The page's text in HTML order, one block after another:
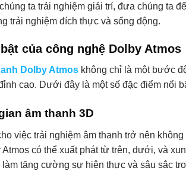
ta trải nghiệm giải trí, đưa chúng ta
trải nghiệm đích thực và sống động.
của công nghệ Dolby Atmos
Dolby Atmoskhông chỉ là một bước
cao. Dưới đây là một số đặc điểm nổi
âm thanh 3D
việc trải nghiệm âm thanh trở nên
có thể xuất phát từ trên, dưới, và
tăng cường sự hiện thực và sâu sắc